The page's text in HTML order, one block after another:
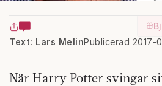
Text: Lars MelinPublicerad 2017-
När Harry Potter svingar